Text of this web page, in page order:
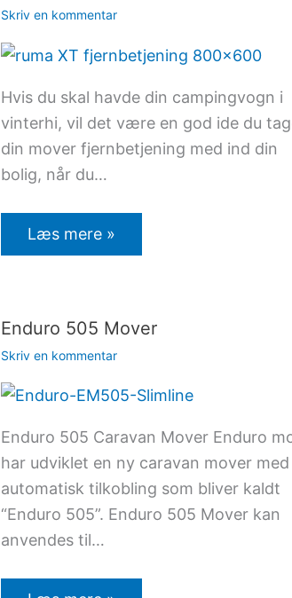
Skriv en kommentar
Hvis du skal havde din campingvogn i
vinterhi, vil det være en god ide du
din mover fjernbetjening med ind din
bolig, når du…
Læs mere »
Enduro 505 Mover
Skriv en kommentar
Enduro 505 Caravan Mover Enduro
har udviklet en ny caravan mover med
automatisk tilkobling som bliver kaldt
“Enduro 505”. Enduro 505 Mover kan
anvendes til…